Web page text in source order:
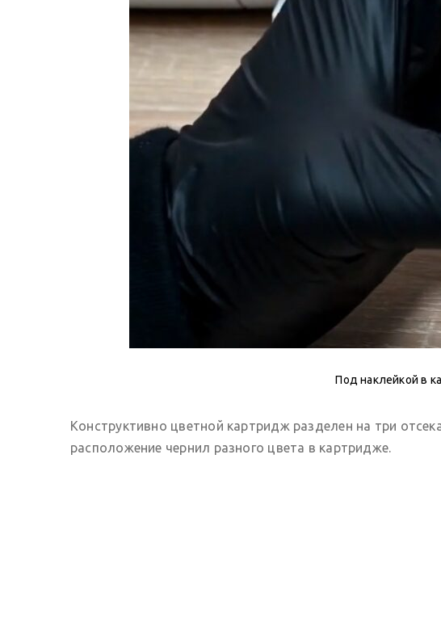
Под наклейкой в
Конструктивно цветной картридж разделен на три
расположение чернил разного цвета в картридже.